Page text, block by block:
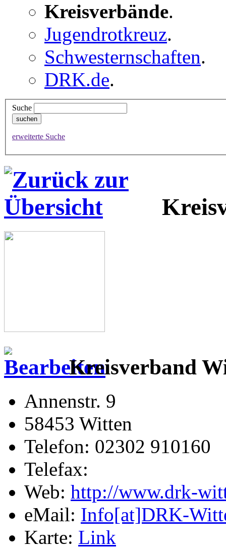
Kreisverbände.
Jugendrotkreuz.
Schwesternschaften.
DRK.de.
Suche
erweiterte Suche
Kreisverband
Annenstr. 9
58453 Witten
Telefon: 02302 910160
Telefax:
Web: http://www.drk-
eMail: Info[at]DRK-
Karte: Link